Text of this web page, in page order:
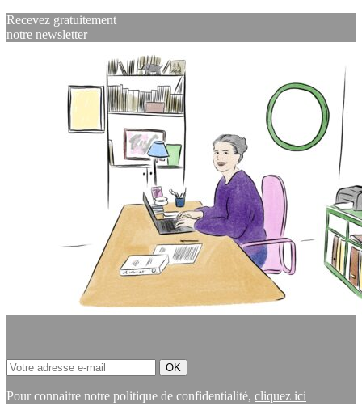
Recevez gratuitement
notre newsletter
Pour connaitre notre politique de confidentialité, cliquez ici